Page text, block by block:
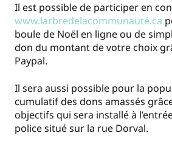
Il est possible de participer en
www.larbredelacommunauté.ca
boule de Noël en ligne ou de
don du montant de votre choix
Paypal.
Il sera aussi possible pour la
cumulatif des dons amassés
objectifs qui sera installé à
police situé sur la rue Dorval.